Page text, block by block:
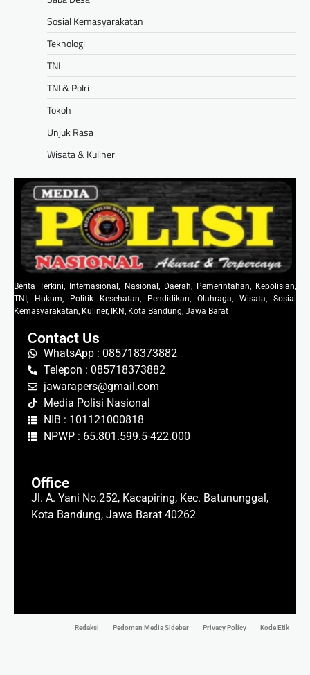
Sosial Kemasyarakatan
Teknologi
TNI
TNI & Polri
Tokoh
Unjuk Rasa
Wisata & Kuliner
Berita Terkini, Internasional, Nasional, Daerah, Pemerintahan, Kepolisian,
TNI, Hukum, Politik Kesehatan, Pendidikan, Olahraga, Wisata, Sosial
Kemasyarakatan, Kuliner, IKN, Kota Bandung, Jawa Barat
Contact Us
WhatsApp : 085718373882
Telepon : 085718373882
jawarapers@gmail.com
Media Polisi Nasional
NIB : 101121000818
NPWP : 65.801.599.5-422.000
Office
Jl. A. Yani No.252, Kacapiring, Kec. Batununggal,
Kota Bandung, Jawa Barat 40262
Redaksi Pedoman Media Sidebar Privacy Policy Kode Etik